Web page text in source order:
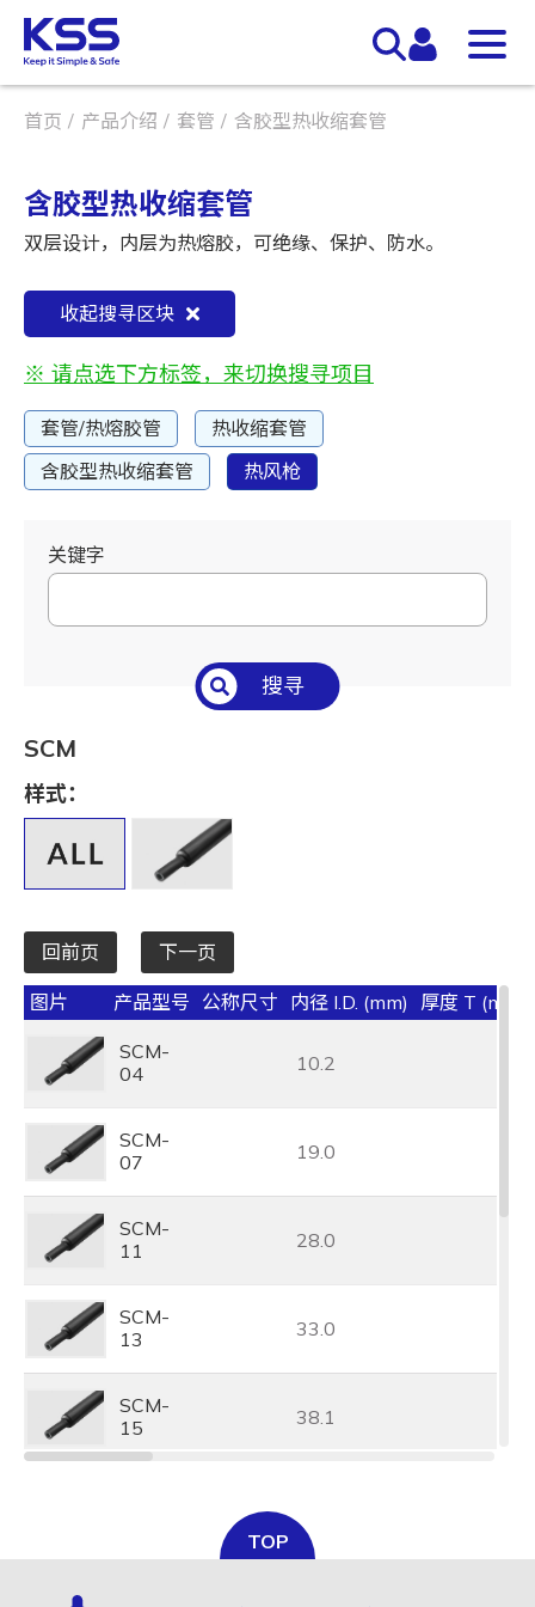
首页 产品介绍 套管 含胶型热收缩套管
含胶型热收缩套管
双层设计，内层为热熔胶，可绝缘、保护、防水。
收起搜寻区块
※ 请点选下方标签，来切换搜寻项目
套管/热熔胶管
热收缩套管
含胶型热收缩套管
热风枪
关键字
搜寻
SCM
样式：
回前页 下一页
图片 产品型号 公称尺寸 内径 I.D. (mm) 厚度 T (mm)
SCM-
04
10.2
SCM-
07
19.0
SCM-
11
28.0
SCM-
13
33.0
SCM-
15
38.1
TOP